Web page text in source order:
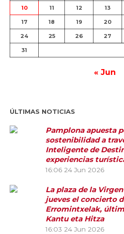
10 11 12 13
17 18 19 20
24 25 26 27
31
« Jun
ÚLTIMAS NOTICIAS
Pamplona apuesta
sostenibilidad a
Inteligente de
experiencias
16:06 24 Jun 2026
La plaza de la
jueves el concierto
Erromintxelak,
Kantu eta Hitza
16:03 24 Jun 2026